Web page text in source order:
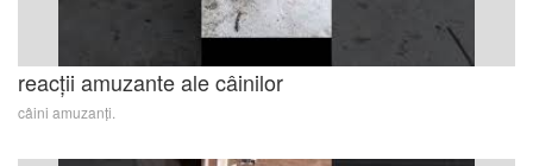
reacții amuzante ale câinilor
câini amuzanți.